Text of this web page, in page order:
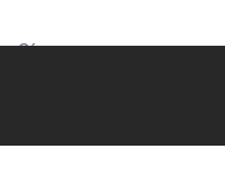
Síguenos